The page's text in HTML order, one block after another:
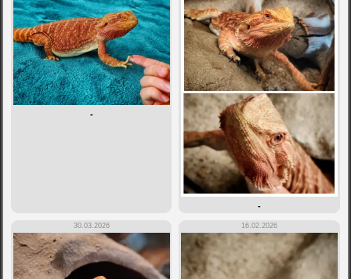
-
-
30.03.2026 16.02.2026